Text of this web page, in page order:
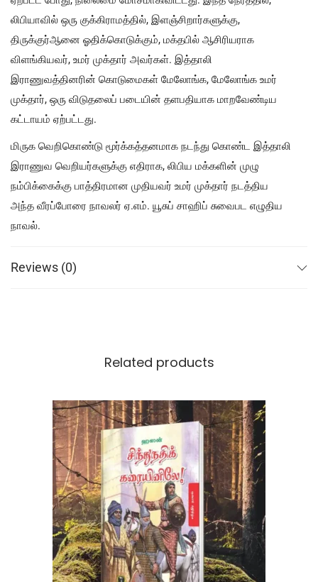
லிபியாவில் ஒரு குக்கிராமத்தில், இளஞ்சிறார்களுக்கு,
திருக்குர்ஆனை ஓதிக்கொடுக்கும், மக்தபில் ஆசிரியராக
விளங்கியவர், உமர் முக்தார் அவர்கள். இத்தாலி
இராணுவத்தினரின் கொடுமைகள் மேலோங்க, மேலோங்க உமர்
முக்தார், ஒரு விடுதலைப் படையின் தளபதியாக மாறவேண்டிய
கட்டாயம் ஏற்பட்டது.
மிருக வெறிகொண்டு மூர்க்கத்தனமாக நடந்து கொண்ட இத்தாலி
இராணுவ வெறியர்களுக்கு எதிராக, லிபிய மக்களின் முழு
நம்பிக்கைக்கு பாத்திரமான முதியவர் உமர் முக்தார் நடத்திய
அந்த வீரப்போரை நாவலர் ஏ.எம். யூசுப் சாஹிப் சுவைபட எழுதிய
நாவல்.
Reviews (0)
Related products